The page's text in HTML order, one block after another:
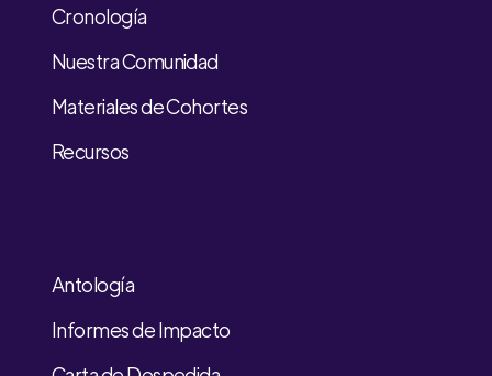
Cronología
Nuestra Comunidad
Materiales de Cohortes
Recursos
Antología
Informes de Impacto